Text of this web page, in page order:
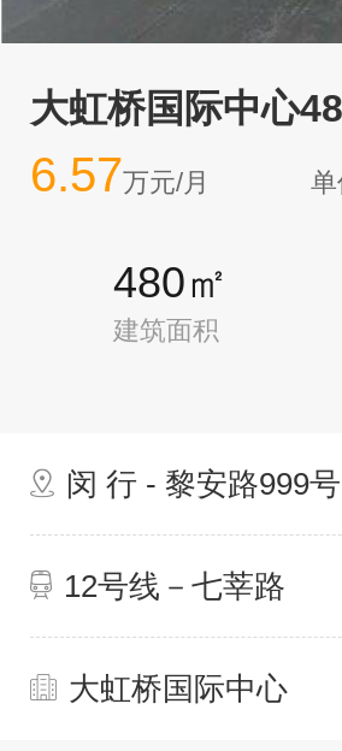
大虹桥国际中心
6.57万元/月
480㎡
建筑面积
闵 行 - 黎安路999号
12号线－七莘路
大虹桥国际中心